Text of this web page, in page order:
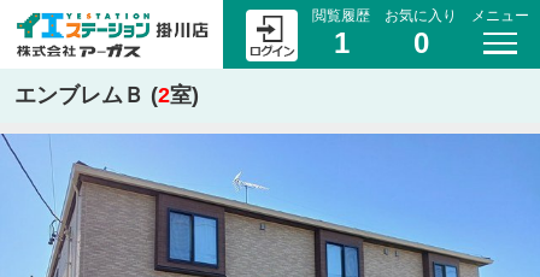
閲覧履歴
1
お気に入り
0
メニュー
エンブレムＢ (2室)